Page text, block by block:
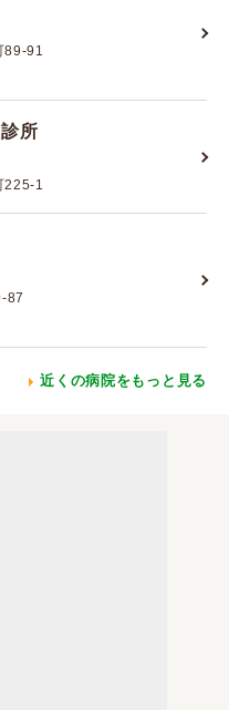
89-91
所
225-1
87
近くの病院をもっと見る